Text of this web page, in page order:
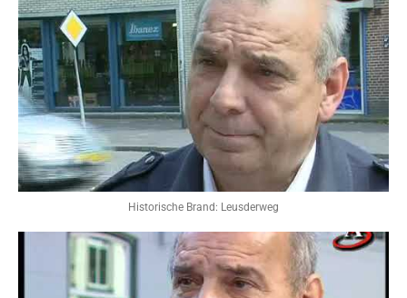
Historische Brand: Leusderweg